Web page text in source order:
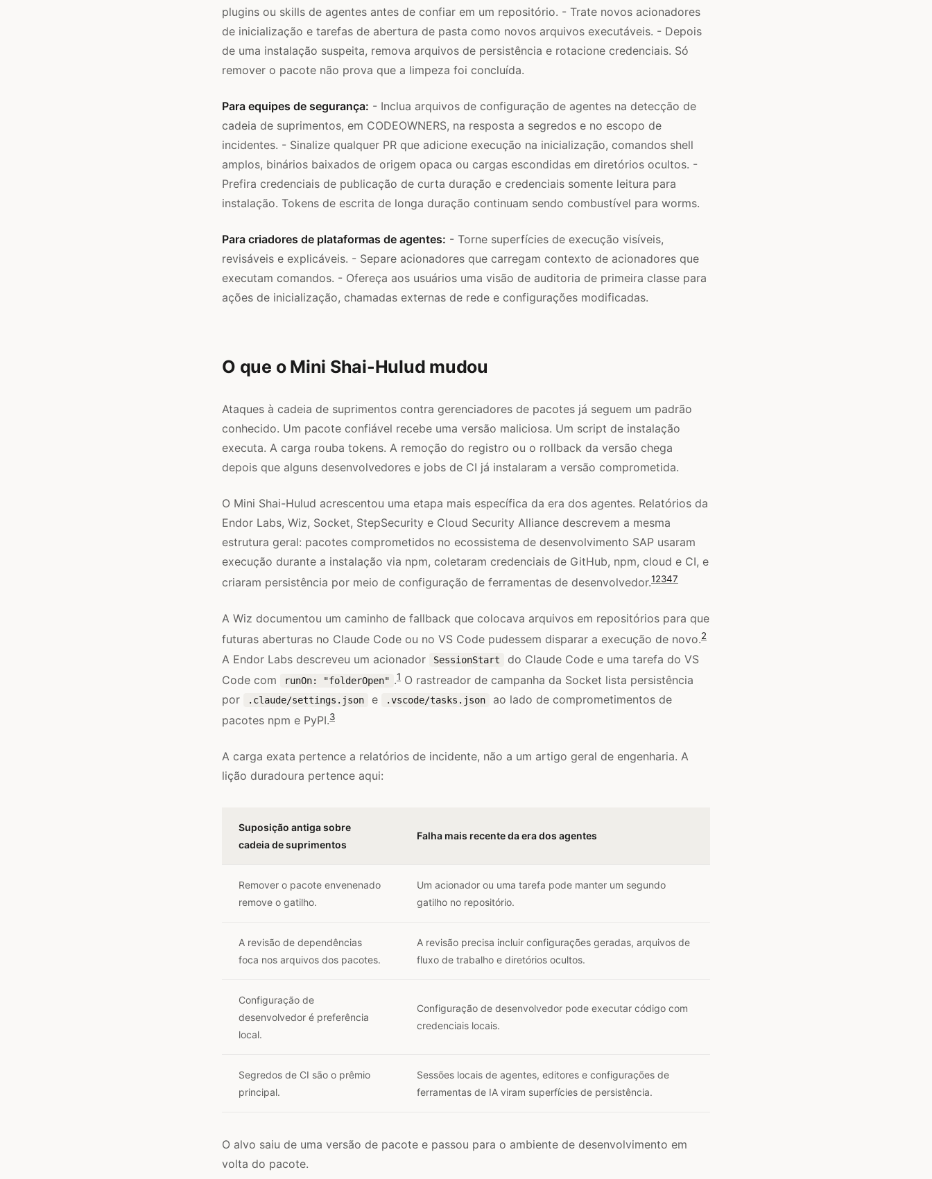
plugins ou skills de agentes antes de confiar em um repositório. - Trate novos acionadores
de inicialização e tarefas de abertura de pasta como novos arquivos executáveis. - Depois
de uma instalação suspeita, remova arquivos de persistência e rotacione credenciais. Só
remover o pacote não prova que a limpeza foi concluída.
Para equipes de segurança: - Inclua arquivos de configuração de agentes na detecção de
cadeia de suprimentos, em CODEOWNERS, na resposta a segredos e no escopo de
incidentes. - Sinalize qualquer PR que adicione execução na inicialização, comandos shell
amplos, binários baixados de origem opaca ou cargas escondidas em diretórios ocultos. -
Prefira credenciais de publicação de curta duração e credenciais somente leitura para
instalação. Tokens de escrita de longa duração continuam sendo combustível para worms.
Para criadores de plataformas de agentes: - Torne superfícies de execução visíveis,
revisáveis e explicáveis. - Separe acionadores que carregam contexto de acionadores que
executam comandos. - Ofereça aos usuários uma visão de auditoria de primeira classe para
ações de inicialização, chamadas externas de rede e configurações modificadas.
O que o Mini Shai-Hulud mudou
Ataques à cadeia de suprimentos contra gerenciadores de pacotes já seguem um padrão
conhecido. Um pacote confiável recebe uma versão maliciosa. Um script de instalação
executa. A carga rouba tokens. A remoção do registro ou o rollback da versão chega
depois que alguns desenvolvedores e jobs de CI já instalaram a versão comprometida.
O Mini Shai-Hulud acrescentou uma etapa mais específica da era dos agentes. Relatórios da
Endor Labs, Wiz, Socket, StepSecurity e Cloud Security Alliance descrevem a mesma
estrutura geral: pacotes comprometidos no ecossistema de desenvolvimento SAP usaram
execução durante a instalação via npm, coletaram credenciais de GitHub, npm, cloud e CI, e
criaram persistência por meio de configuração de ferramentas de desenvolvedor.12347
A Wiz documentou um caminho de fallback que colocava arquivos em repositórios para que
futuras aberturas no Claude Code ou no VS Code pudessem disparar a execução de novo.2
A Endor Labs descreveu um acionador SessionStart
do Claude Code e uma tarefa do VS
Code com
runOn: "folderOpen" .1 O rastreador de campanha da Socket lista persistência
por
.claude/settings.json e .vscode/tasks.json
ao lado de comprometimentos de
pacotes npm e PyPI.3
A carga exata pertence a relatórios de incidente, não a um artigo geral de engenharia. A
lição duradoura pertence aqui:
Suposição antiga sobre
cadeia de suprimentos
Falha mais recente da era dos agentes
Remover o pacote envenenado
remove o gatilho.
Um acionador ou uma tarefa pode manter um segundo
gatilho no repositório.
A revisão de dependências
foca nos arquivos dos pacotes.
A revisão precisa incluir configurações geradas, arquivos de
fluxo de trabalho e diretórios ocultos.
Configuração de
desenvolvedor é preferência
local.
Configuração de desenvolvedor pode executar código com
credenciais locais.
Segredos de CI são o prêmio
principal.
Sessões locais de agentes, editores e configurações de
ferramentas de IA viram superfícies de persistência.
O alvo saiu de uma versão de pacote e passou para o ambiente de desenvolvimento em
volta do pacote.